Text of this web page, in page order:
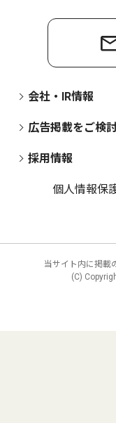
会社・IR情報
広告掲載をご検
採用情報
個人情報保
当サイト内に掲載
(C)